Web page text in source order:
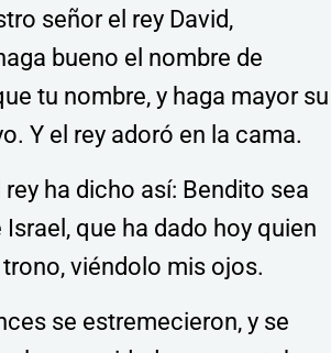
señor el rey David,
bueno el nombre de
tu nombre, y haga mayor su
Y el rey adoró en la cama.
ha dicho así: Bendito sea
que ha dado hoy quien
viéndolo mis ojos.
se estremecieron, y se